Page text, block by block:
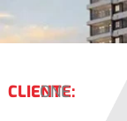
CLIENTE:
ONE